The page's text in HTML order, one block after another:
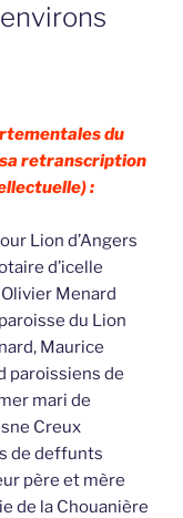
du
retranscription
:
Lion d’Angers
d’icelle
Menard
du Lion
Maurice
paroissiens de
mari de
Creux
de deffunts
père et mère
de la Chouanière